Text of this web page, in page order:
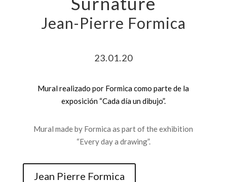
Jean-Pierre Formica
23.01.20
Mural realizado por Formica como parte de la
exposición “Cada día un dibujo”.
Mural made by Formica as part of the exhibition
“Every day a drawing”.
Jean Pierre Formica